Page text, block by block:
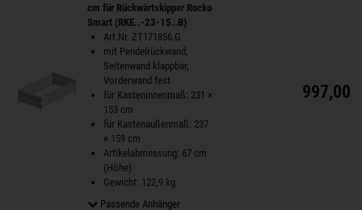
cm für Rückwärtskipper Rocko
Smart (RKE..-23-15..B)
Art.Nr. ZT171856.G
mit Pendelrückwand,
Seitenwand klappbar,
Vorderwand fest
für Kasteninnenmaß: 231 ×
153 cm
für Kastenaußenmaß: 237
× 159 cm
Artikelabmessung: 67 cm
(Höhe)
Gewicht: 122,9 kg
Passende Anhänger
997,00